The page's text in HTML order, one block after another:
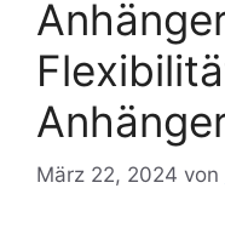
März 22, 2024 von